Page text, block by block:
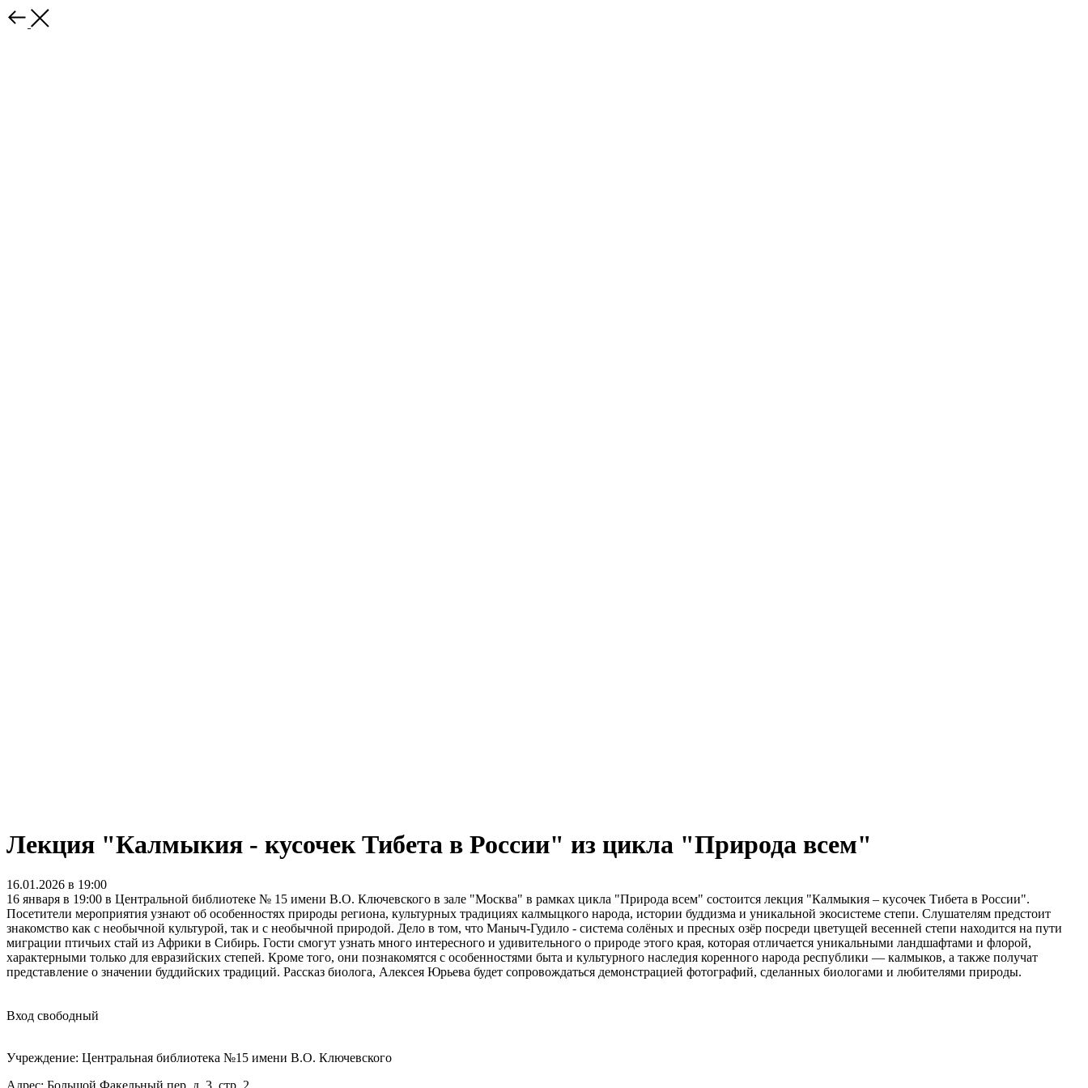
Лекция "Калмыкия - кусочек Тибета в России" из цикла "Природа всем"
16.01.2026 в 19:00
16 января в 19:00 в Центральной библиотеке № 15 имени В.О. Ключевского в зале "Москва" в рамках цикла "Природа всем" состоится лекция "Калмыкия – кусочек Тибета в России".
Посетители мероприятия узнают об особенностях природы региона, культурных традициях калмыцкого народа, истории буддизма и уникальной экосистеме степи. Слушателям предстоит
знакомство как с необычной культурой, так и с необычной природой. Дело в том, что Маныч-Гудило - система солёных и пресных озёр посреди цветущей весенней степи находится на пути
миграции птичьих стай из Африки в Сибирь. Гости смогут узнать много интересного и удивительного о природе этого края, которая отличается уникальными ландшафтами и флорой,
характерными только для евразийских степей. Кроме того, они познакомятся с особенностями быта и культурного наследия коренного народа республики — калмыков, а также получат
представление о значении буддийских традиций. Рассказ биолога, Алексея Юрьева будет сопровождаться демонстрацией фотографий, сделанных биологами и любителями природы.
Вход свободный
Учреждение: Центральная библиотека №15 имени В.О. Ключевского
Адрес: Большой Факельный пер, д. 3, стр. 2